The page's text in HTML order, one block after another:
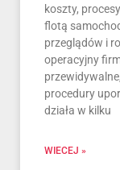
koszty,
flotą
przeglądów i
operacyjny
procedury
działa w kilku
WIECEJ »